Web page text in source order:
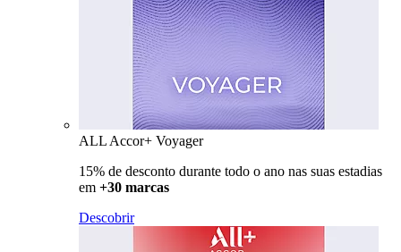
ALL Accor+ Voyager
15% de desconto durante todo o ano nas suas estadias
em +30 marcas
Descobrir